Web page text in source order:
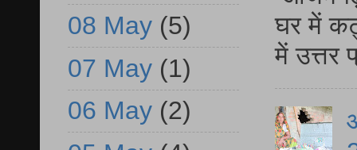
घर में
में
08 May (5)
07 May (1)
06 May (2)